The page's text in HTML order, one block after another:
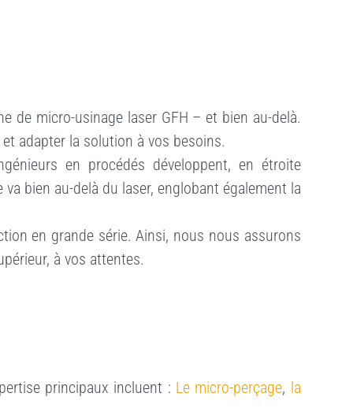
de micro-usinage laser GFH – et bien au-delà.
adapter la solution à vos besoins.
en procédés développent, en étroite
bien au-delà du laser, englobant également la
en grande série. Ainsi, nous nous assurons
à vos attentes.
principaux incluent : Le micro-perçage, la